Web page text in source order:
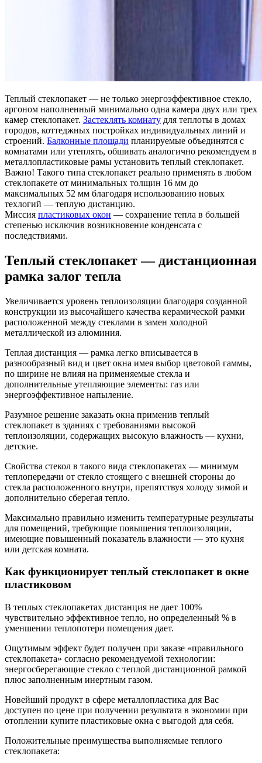
Теплый стеклопакет — не только энергоэффективное стекло,
аргоном наполненный минимально одна камера двух или трех
камер стеклопакет. Застеклять комнату для теплоты в домах
городов, коттеджных постройках индивидуальных линий и
строений. Балконные площади планируемые объединятся с
комнатами или утеплять, обшивать аналогично рекомендуем в
металлопластиковые рамы установить теплый стеклопакет.
Важно! Такого типа стеклопакет реально применять в любом
стеклопакете от минимальных толщин 16 мм до
максимальных 52 мм благодаря использованию новых
техлогий — теплую дистанцию.
Миссия пластиковых окон — сохранение тепла в большей
степенью исключив возникновение конденсата с
последствиями.
Теплый стеклопакет — дистанционная
рамка залог тепла
Увеличивается уровень теплоизоляции благодаря созданной
конструкции из высочайшего качества керамической рамки
расположенной между стеклами в замен холодной
металлической из алюминия.
Теплая дистанция — рамка легко вписывается в
разнообразный вид и цвет окна имея выбор цветовой гаммы,
по ширине не влияя на применяемые стекла и
дополнительные утепляющие элементы: газ или
энергоэффективное напыление.
Разумное решение заказать окна применив теплый
стеклопакет в зданиях с требованиями высокой
теплоизоляции, содержащих высокую влажность — кухни,
детские.
Свойства стекол в такого вида стеклопакетах — минимум
теплопередачи от стекло стоящего с внешней стороны до
стекла расположенного внутри, препятствуя холоду зимой и
дополнительно сберегая тепло.
Максимально правильно изменить температурные результаты
для помещений, требующие повышения теплоизоляции,
имеющие повышенный показатель влажности — это кухня
или детская комната.
Как функционирует теплый стеклопакет в окне
пластиковом
В теплых стеклопакетах дистанция не дает 100%
чувствительно эффективное тепло, но определенный % в
уменшении теплопотери помещения дает.
Ощутимым эффект будет получен при заказе «правильного
стеклопакета» согласно рекомендуемой технологии:
энергосберегающие стекло с теплой дистанционной рамкой
плюс заполненным инертным газом.
Новейший продукт в сфере металлопластика для Вас
доступен по цене при получении результата в экономии при
отоплении купите пластиковые окна с выгодой для себя.
Положительные преимущества выполняемые теплого
стеклопакета: